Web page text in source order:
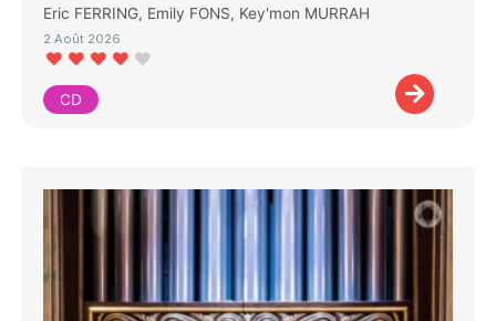
Eric FERRING, Emily FONS, Key'mon MURRAH
2 Août 2026
CD